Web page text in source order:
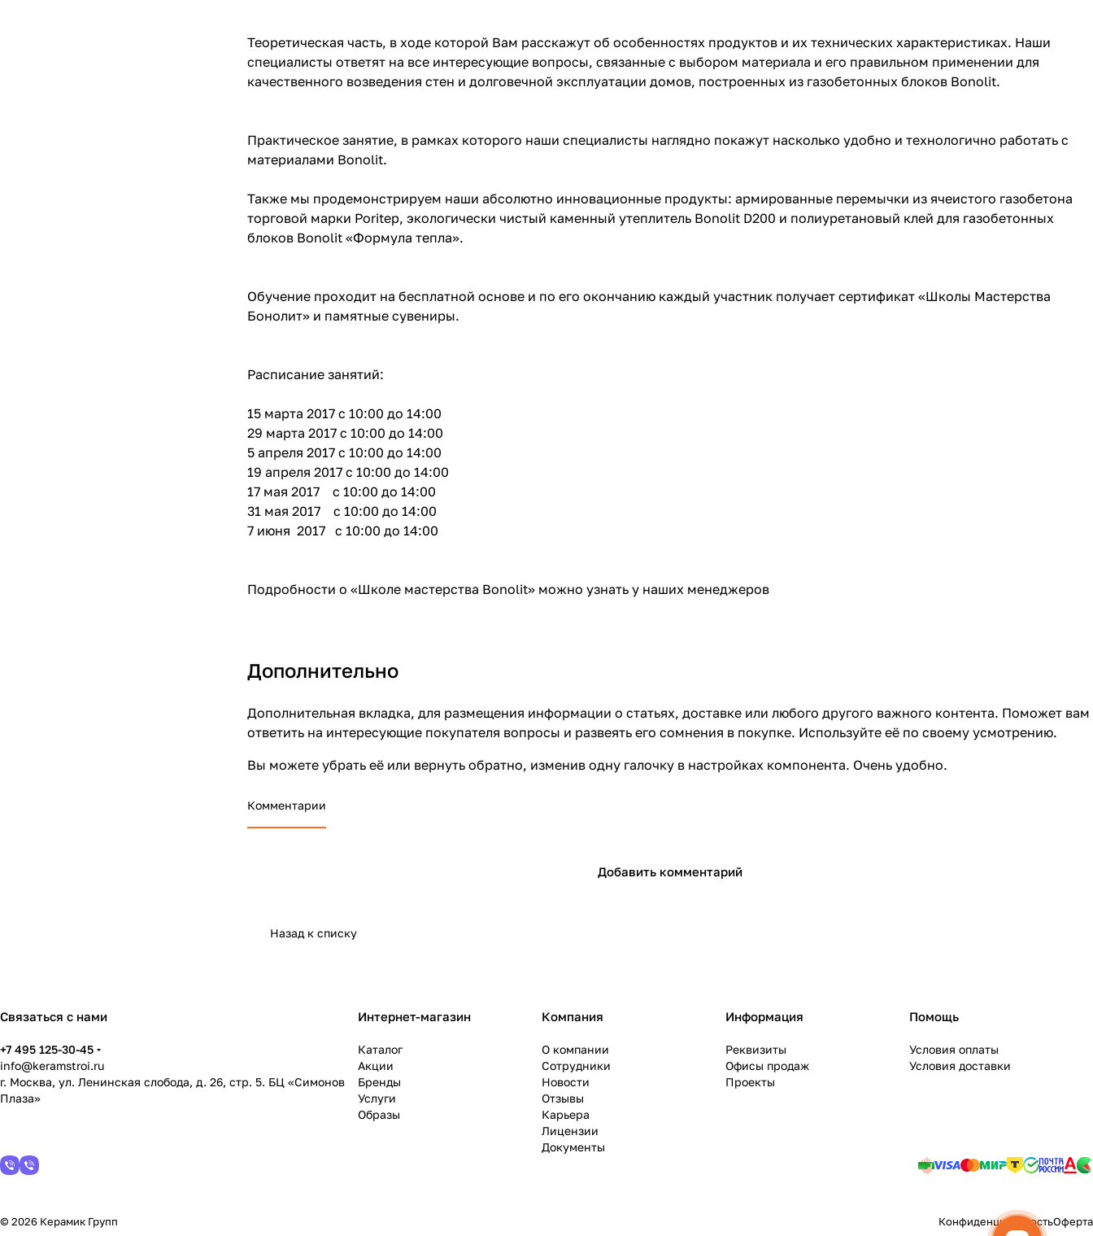
Теоретическая часть, в ходе которой Вам расскажут об особенностях продуктов и их технических характеристиках. Наши
специалисты ответят на все интересующие вопросы, связанные с выбором материала и его правильном применении для
качественного возведения стен и долговечной эксплуатации домов, построенных из газобетонных блоков Bonolit.
Практическое занятие, в рамках которого наши специалисты наглядно покажут насколько удобно и технологично работать с
материалами Bonolit.
Также мы продемонстрируем наши абсолютно инновационные продукты: армированные перемычки из ячеистого газобетона
торговой марки Poritep, экологически чистый каменный утеплитель Bonolit D200 и полиуретановый клей для газобетонных
блоков Bonolit «Формула тепла».
Обучение проходит на бесплатной основе и по его окончанию каждый участник получает сертификат «Школы Мастерства
Бонолит» и памятные сувениры.
Расписание занятий:
15 марта 2017 c 10:00 до 14:00
29 марта 2017 c 10:00 до 14:00
5 апреля 2017 c 10:00 до 14:00
19 апреля 2017 c 10:00 до 14:00
17 мая 2017 c 10:00 до 14:00
31 мая 2017 c 10:00 до 14:00
7 июня 2017 c 10:00 до 14:00
Подробности о «Школе мастерства Bonolit» можно узнать у наших менеджеров
Дополнительно
Дополнительная вкладка, для размещения информации о статьях, доставке или любого другого важного контента. Поможет вам
ответить на интересующие покупателя вопросы и развеять его сомнения в покупке. Используйте её по своему усмотрению.
Вы можете убрать её или вернуть обратно, изменив одну галочку в настройках компонента. Очень удобно.
Комментарии
Добавить комментарий
Назад к списку
Связаться с нами
+7 495 125-30-45
info@keramstroi.ru
г. Москва, ул. Ленинская слобода, д. 26, стр. 5. БЦ «Симонов
Плаза»
Интернет-магазин
Каталог
Акции
Бренды
Услуги
Образы
Компания
О компании
Сотрудники
Новости
Отзывы
Карьера
Лицензии
Документы
Информация
Реквизиты
Офисы продаж
Проекты
Помощь
Условия оплаты
Условия доставки
© 2026 Керамик Групп КонфиденциальностьОферта